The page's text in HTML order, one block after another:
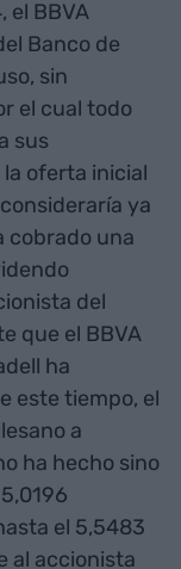
el BBVA
Banco de
sin
el cual todo
sus
oferta inicial
ya
cobrado una
del
que el BBVA
ha
este tiempo, el
a
ha hecho sino
el 5,5483
al accionista